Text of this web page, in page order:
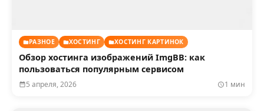
РАЗНОЕ ХОСТИНГ ХОСТИНГ КАРТИНОК
Обзор хостинга изображений ImgBB: как
пользоваться популярным сервисом
5 апреля, 2026 1 мин